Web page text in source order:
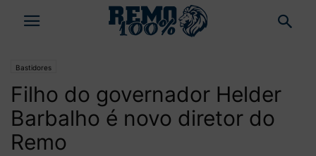
Bastidores
Filho do governador Helder
Barbalho é novo diretor do
Remo